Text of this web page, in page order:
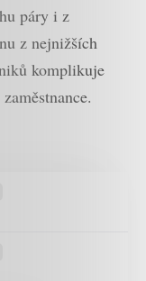
páry i z
z nejnižších
komplikuje